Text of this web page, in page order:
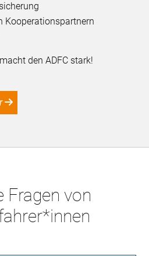
Kooperationspartnern
den ADFC stark!
Fragen von